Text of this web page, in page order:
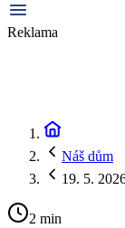
Reklama
Náš dům
19. 5.
2 min